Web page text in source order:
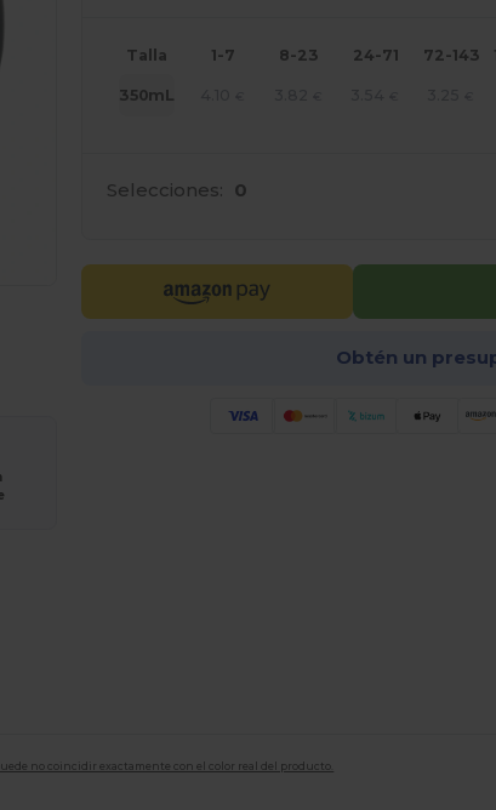
Talla 1-7 8-23 24-71 72-143
350mL
Selecciones: 0
Obtén un
no coincidir exactamente con el color real del producto.